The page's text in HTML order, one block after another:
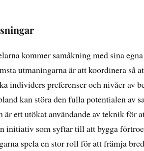
kommer samåkning med sina
utmaningarna är att koordinera så
individers preferenser och nivåer av
kan störa den fulla potentialen av
är ett utökat användande av teknik för
initiativ som syftar till att bygga
spela en stor roll för att främja